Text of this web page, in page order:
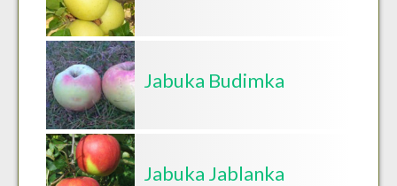
Jabuka Budimka
Jabuka Jablanka